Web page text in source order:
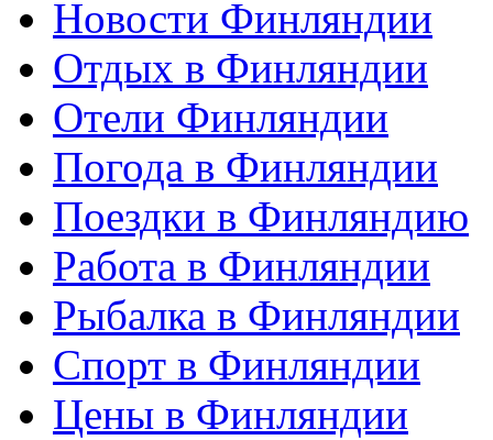
Новости Финляндии
Отдых в Финляндии
Отели Финляндии
Погода в Финляндии
Поездки в Финляндию
Работа в Финляндии
Рыбалка в Финляндии
Спорт в Финляндии
Цены в Финляндии